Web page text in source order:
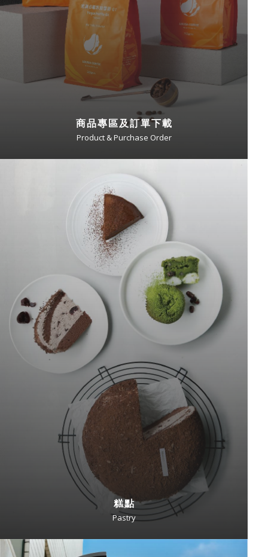
商品專區及訂單下載
Product & Purchase Order
糕點
Pastry